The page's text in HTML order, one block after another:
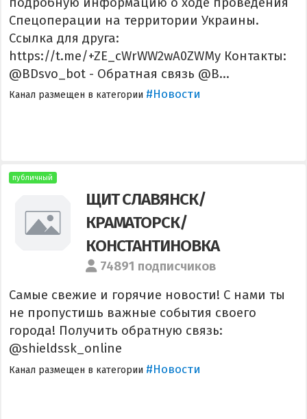
Спецоперации на территории Украины.
Ссылка для друга:
https://t.me/+ZE_cWrWW2wA0ZWMy Контакты:
@BDsvo_bot - Обратная связь @B...
Канал размещен в категории #Новости
публичный
ЩИТ СЛАВЯНСК/
КРАМАТОРСК/
КОНСТАНТИНОВКА
74891 подписчиков
Самые свежие и горячие новости! С нами ты
не пропустишь важные события своего
города! Получить обратную связь:
@shieldssk_online
Канал размещен в категории #Новости